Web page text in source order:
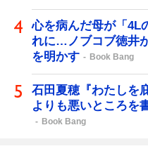
心を病んだ母が「4L
れに…ノブコブ徳井
を明かす
Book Bang
石田夏穂『わたしを
よりも悪いところを
Book Bang